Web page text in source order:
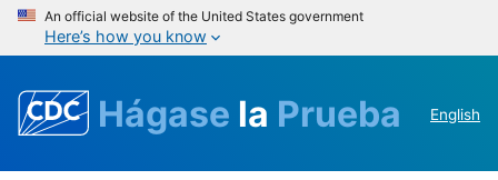
An official website of the United States government
Here’s how you know
Hágase la Prueba English